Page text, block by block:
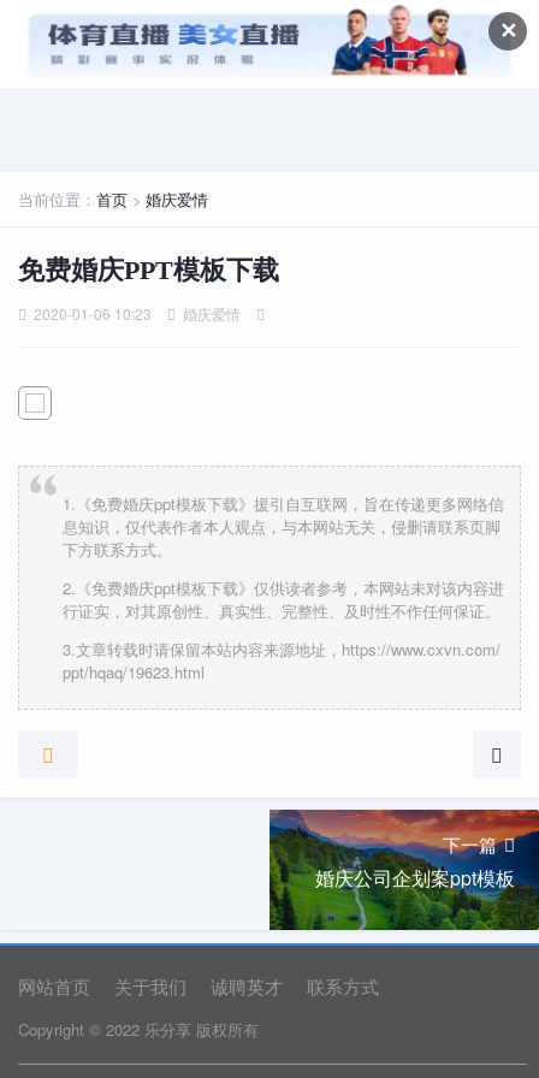
✕
当前位置： 首页 > 婚庆爱情
免费婚庆PPT模板下载
2020-01-06 10:23 婚庆爱情
1.《免费婚庆ppt模板下载》援引自互联网，旨在传递更多网络信
息知识，仅代表作者本人观点，与本网站无关，侵删请联系页脚
下方联系方式。
2.《免费婚庆ppt模板下载》仅供读者参考，本网站未对该内容进
行证实，对其原创性、真实性、完整性、及时性不作任何保证。
3.文章转载时请保留本站内容来源地址，https://www.cxvn.com/
ppt/hqaq/19623.html
下一篇
婚庆公司企划案ppt模板
网站首页 关于我们 诚聘英才 联系方式
Copyright © 2022 乐分享 版权所有